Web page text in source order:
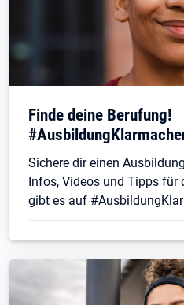
Finde deine Berufung!
Sichere dir einen
Infos, Videos und Tipps für
gibt es auf